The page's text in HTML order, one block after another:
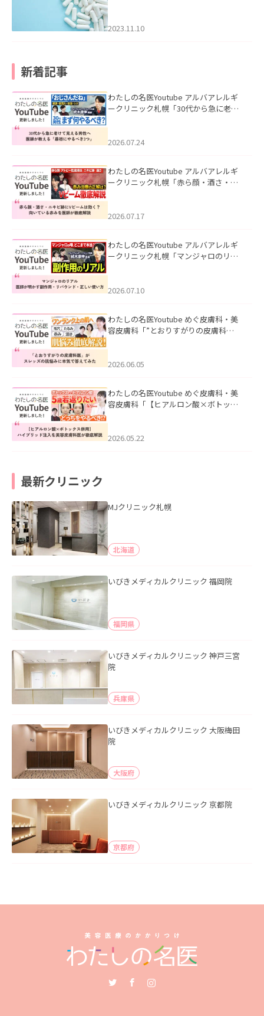
2023.11.10
新着記事
わたしの名医Youtube アルバアレルギ
ークリニック札幌「30代から急に老け
た。
2026.07.24
わたしの名医Youtube アルバアレルギ
ークリニック札幌「赤ら顔・酒さ・ニ
した。
2026.07.17
わたしの名医Youtube アルバアレルギ
ークリニック札幌「マンジャロのリア
た。
2026.07.10
わたしの名医Youtube めぐ皮膚科・美
容皮膚科「”とおりすがりの皮膚科
2026.06.05
わたしの名医Youtube めぐ皮膚科・美
容皮膚科「【ヒアルロン酸×ボトック
た。
2026.05.22
最新クリニック
MJクリニック札幌
北海道
いびきメディカルクリニック 福岡院
福岡県
いびきメディカルクリニック 神戸三宮
院
兵庫県
いびきメディカルクリニック 大阪梅田
院
大阪府
いびきメディカルクリニック 京都院
京都府